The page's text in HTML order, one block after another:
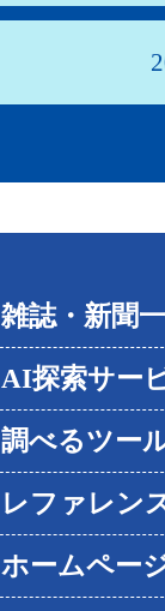
雑誌・新聞
AI探索サー
調べるツー
レファレン
ホームペー